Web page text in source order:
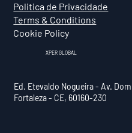
Politica de Privacidade
Terms & Conditions
Cookie Policy
XPER GLOBAL
Ed. Etevaldo Nogueira - Av.
Fortaleza - CE, 60160-230